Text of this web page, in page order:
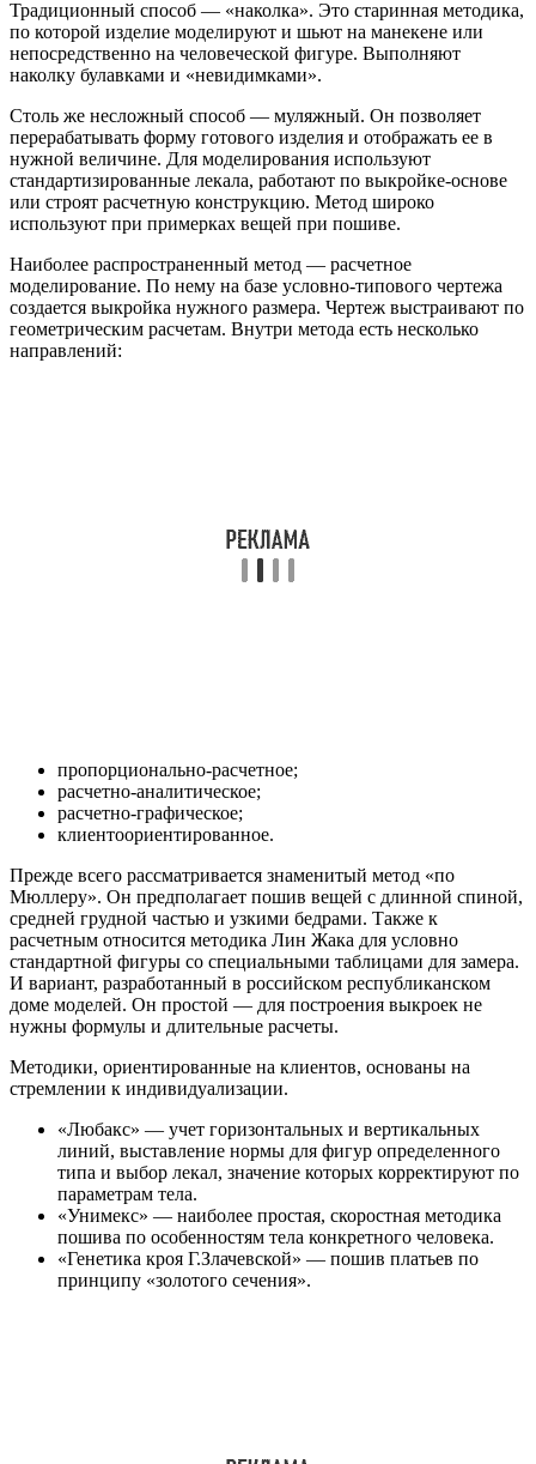
Традиционный способ — «наколка». Это старинная методика,
по которой изделие моделируют и шьют на манекене или
непосредственно на человеческой фигуре. Выполняют
наколку булавками и «невидимками».
Столь же несложный способ — муляжный. Он позволяет
перерабатывать форму готового изделия и отображать ее в
нужной величине. Для моделирования используют
стандартизированные лекала, работают по выкройке-основе
или строят расчетную конструкцию. Метод широко
используют при примерках вещей при пошиве.
Наиболее распространенный метод — расчетное
моделирование. По нему на базе условно-типового чертежа
создается выкройка нужного размера. Чертеж выстраивают по
геометрическим расчетам. Внутри метода есть несколько
направлений:
пропорционально-расчетное;
расчетно-аналитическое;
расчетно-графическое;
клиентоориентированное.
Прежде всего рассматривается знаменитый метод «по
Мюллеру». Он предполагает пошив вещей с длинной спиной,
средней грудной частью и узкими бедрами. Также к
расчетным относится методика Лин Жака для условно
стандартной фигуры со специальными таблицами для замера.
И вариант, разработанный в российском республиканском
доме моделей. Он простой — для построения выкроек не
нужны формулы и длительные расчеты.
Методики, ориентированные на клиентов, основаны на
стремлении к индивидуализации.
«Любакс» — учет горизонтальных и вертикальных
линий, выставление нормы для фигур определенного
типа и выбор лекал, значение которых корректируют по
параметрам тела.
«Унимекс» — наиболее простая, скоростная методика
пошива по особенностям тела конкретного человека.
«Генетика кроя Г.Злачевской» — пошив платьев по
принципу «золотого сечения».